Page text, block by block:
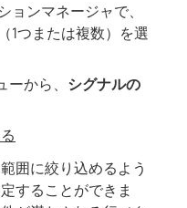
ョンマネージャで、
1つまたは複数）を選
から、 シグナルの
囲に絞り込めるよう
することができま